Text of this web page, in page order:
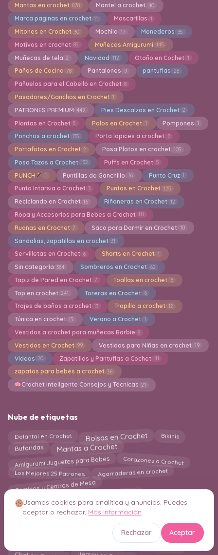
Mantas en crochet 878 Mantel a crochet 40
Marca paginas en crochet 11 Mascarillas 1
Mitones en Crochet 30 Mochila 17 Monederos 35
Motivos en crochet 85 Muñecas Amigurumi 145
Muñecas de tela 2 Navidad 112 Otoño en Cochet 1
Paños de Cocina 78 Pantalones 9 pantuflas 28
Pañuelos para el Cabello en Crochet 8
Pasadores/Ganchos en Crochet 1
PATRONES PREMIUM 449 Pies Descalzos en Crochet 2
Plantas en Crochet 5 Polos en Crochet 1 Pompones 1
Ponchos a crochet 135 Porta lapices a crochet 2
Portafotos en Crochet 2 Posa Platos en crochet 105
Posa Tazas a Crochet 132 Puffs en Crochet 5
PUNCH 1 Puntillas de Ganchillo 16 Punto Cruz 1
Punto Intarsia a Crochet 3 Puntos en Crochet 125
Reciclando en Crochet 16 Riñoneras en Crochet 12
Ropa y Accesorios para Bebes a Crochet 111
Ruanas en Crochet 2 Saco para Dormir en Crochet 10
Sandalias, zapatillas en crochet 31
Servilletas en Crochet 6 Shorts en Crochet 1
Sin categoría 384 Sombreros en Crochet 62
Tapiz de Pared en Crochet 7 Toallas en crochet 6
Top en crochet 241 Toreras en Crochet 6
Trajes de baños a crochet 13 Trapillo a crochet 12
Túnica en crochet 15 Verano a Crochet 1
Vestidos a crochet para muñecas Barbie 8
Vestidos en Crochet 99 Vestidos para Niñas en crochet 19
Videos 20 Zapatillas y Pantuflas a Cochet 41
zapatos para bebés a crochet 36
Crochet Inteligente Consejos y Técnicas 21
Nube de etiquetas
Delantal en Crochet Bolsas en Crochet Bikinis
Bufandas Mantas a Crochet
Amigurumi Juguetes para Bebes Corazones a Crochet
Los Mejores 25 Patrones Agarraderas en crochet
Caminos y Centros de Mesa
Amigurumis e Ideas Navideñas en Crochet
Accesorios y Ropa para Bebes Crochet Navidadeño
kimono en crochet
Juegos de Baño Grannys Square
Chaqueta en crochet
Usamos cookies para analítica y anuncios. Puedes
aceptar o rechazar. Más información
Rechazar Aceptar